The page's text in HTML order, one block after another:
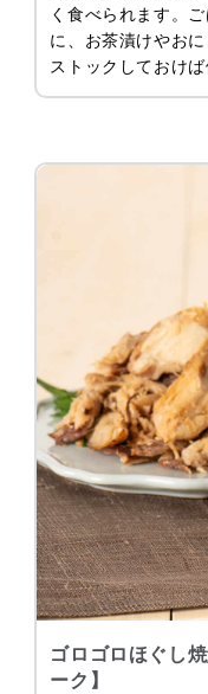
く食べられます。
に、お茶漬けやお
ストックしておけば
ゴロゴロほぐし
ーク】